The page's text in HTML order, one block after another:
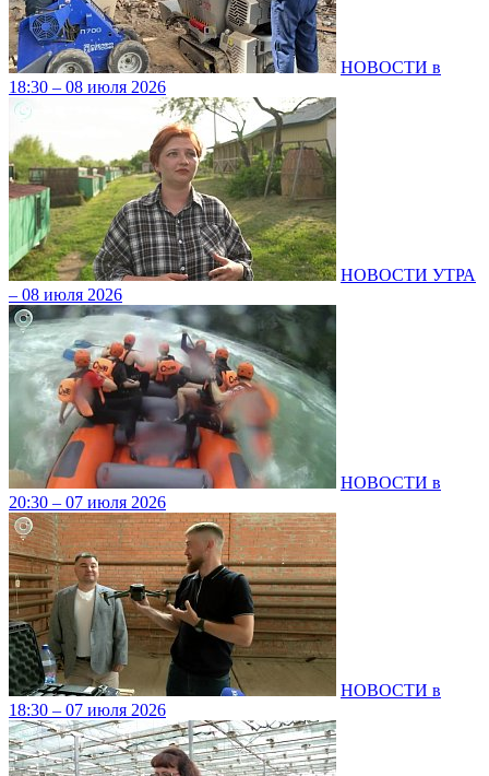
НОВОСТИ в
18:30 – 08 июля 2026
НОВОСТИ УТРА
– 08 июля 2026
НОВОСТИ в
20:30 – 07 июля 2026
НОВОСТИ в
18:30 – 07 июля 2026